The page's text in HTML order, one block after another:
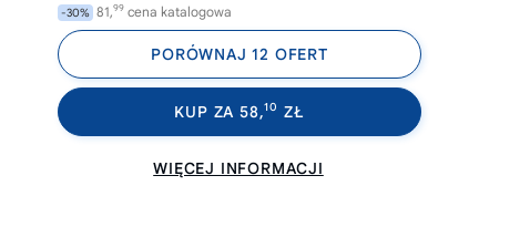
-30% 81,99 cena katalogowa
PORÓWNAJ 12 OFERT
KUP ZA 58,10 ZŁ
WIĘCEJ INFORMACJI